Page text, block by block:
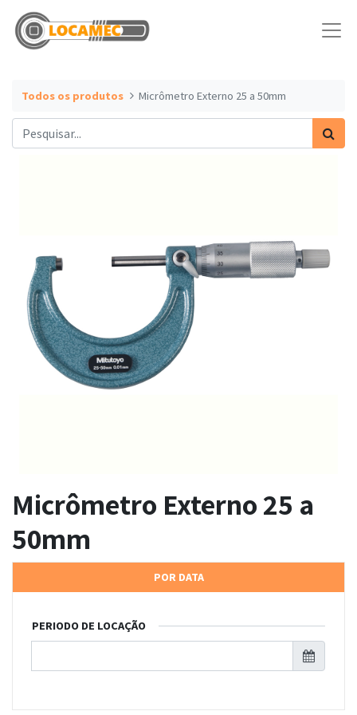
Todos os produtos Micrômetro Externo 25 a 50mm
Micrômetro Externo 25 a
50mm
POR DATA
PERIODO DE LOCAÇÃO